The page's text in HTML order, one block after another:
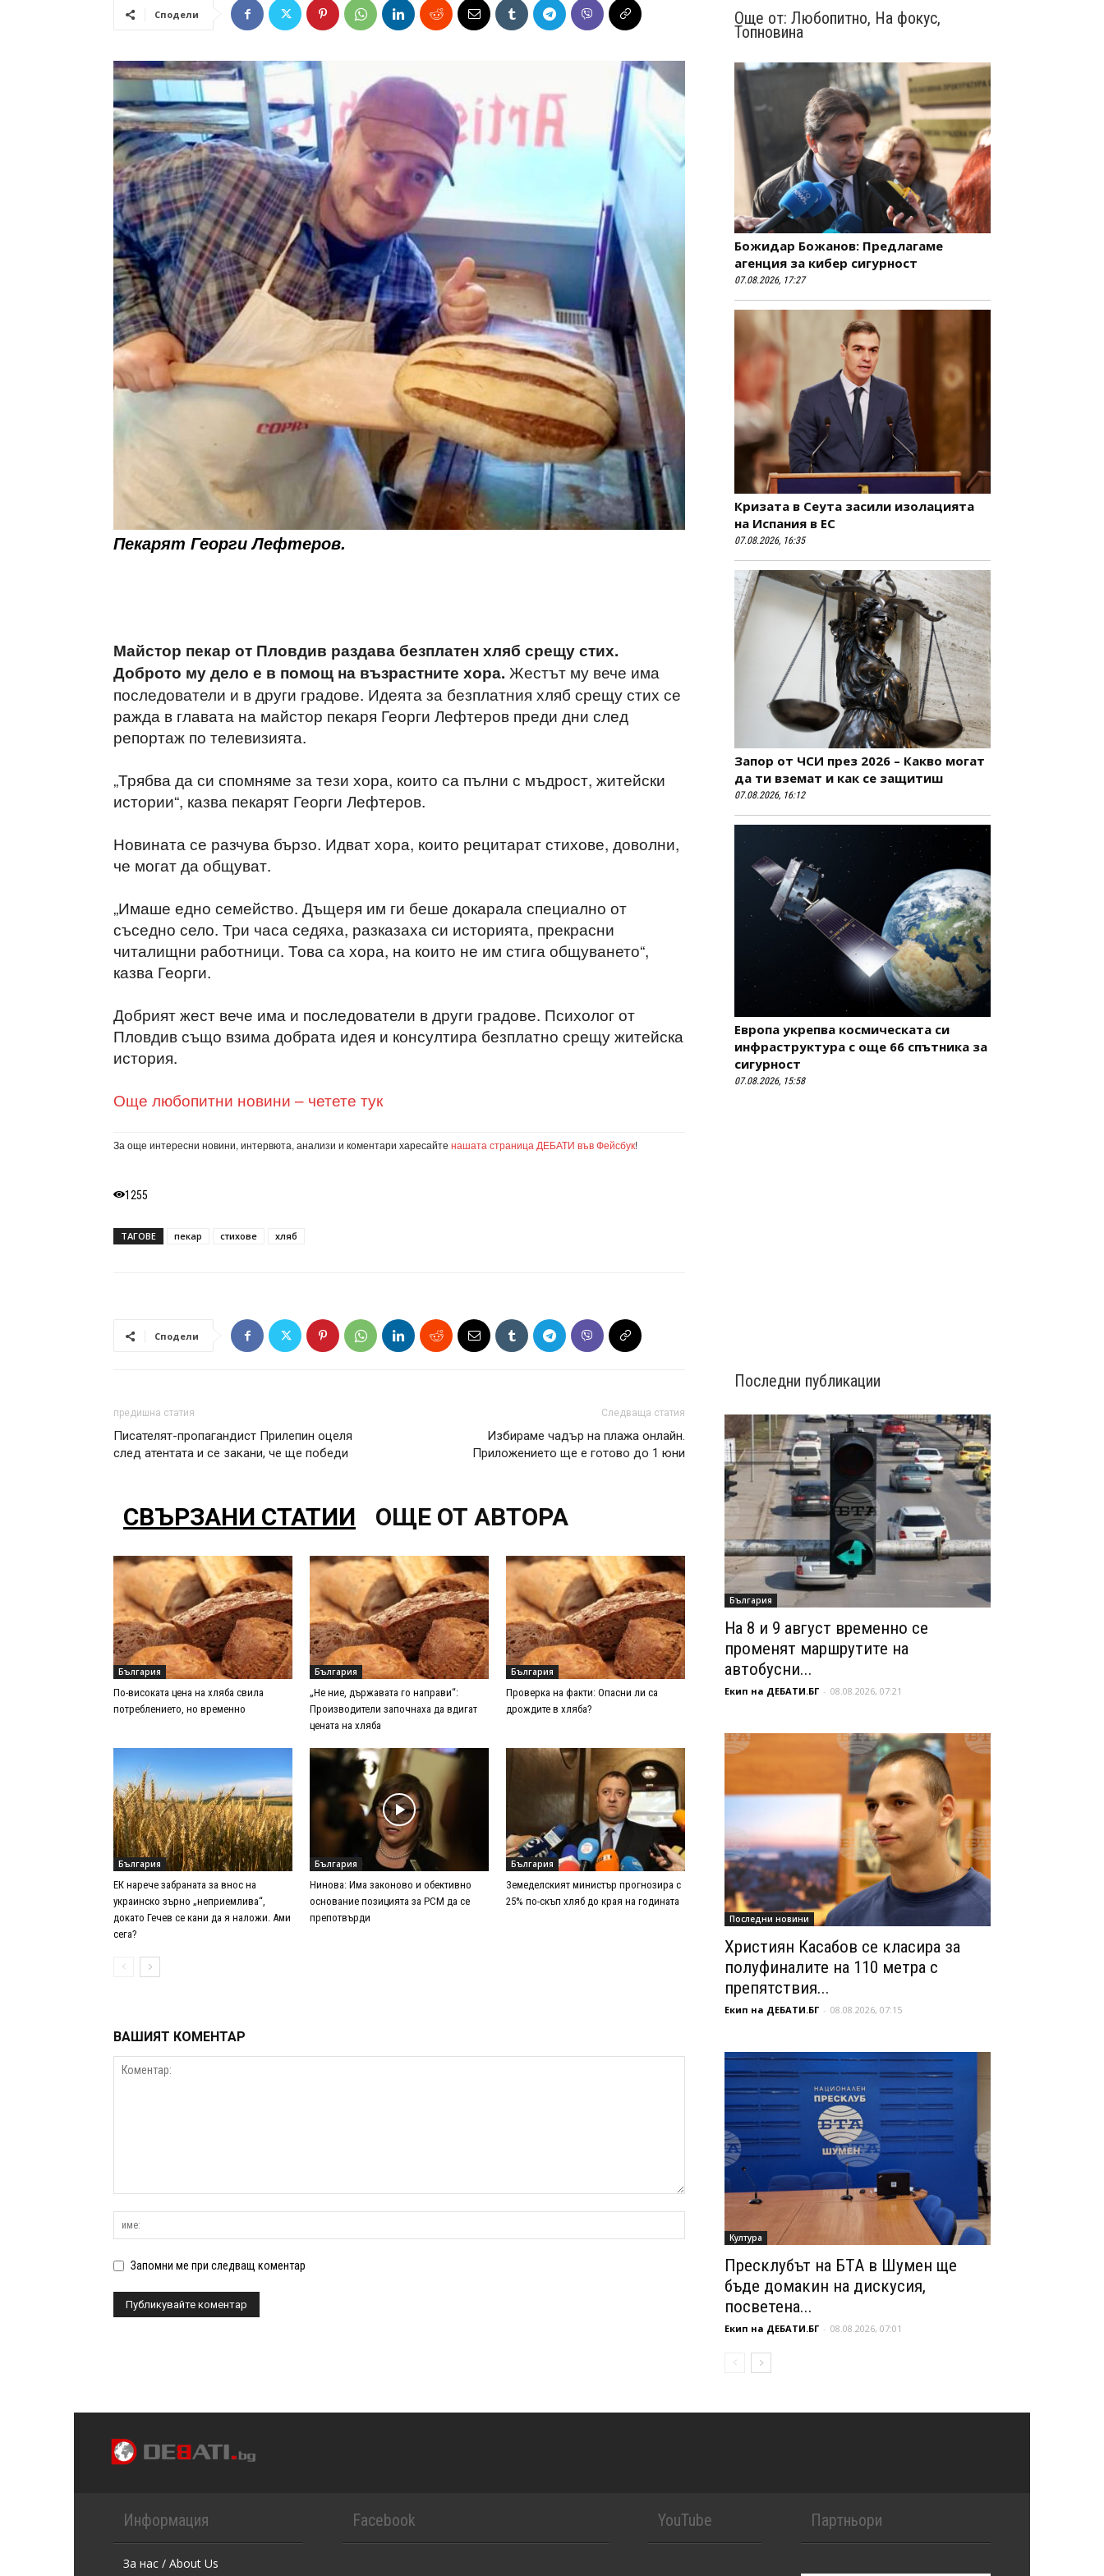
Сподели
Пекарят Георги Лефтеров.
Майстор пекар от Пловдив раздава безплатен хляб срещу стих.
Доброто му дело е в помощ на възрастните хора. Жестът му вече има
последователи и в други градове. Идеята за безплатния хляб срещу стих се
ражда в главата на майстор пекаря Георги Лефтеров преди дни след
репортаж по телевизията.
„Трябва да си спомняме за тези хора, които са пълни с мъдрост, житейски
истории“, казва пекарят Георги Лефтеров.
Новината се разчува бързо. Идват хора, които рецитарат стихове, доволни,
че могат да общуват.
„Имаше едно семейство. Дъщеря им ги беше докарала специално от
съседно село. Три часа седяха, разказаха си историята, прекрасни
читалищни работници. Това са хора, на които не им стига общуването“,
казва Георги.
Добрият жест вече има и последователи в други градове. Психолог от
Пловдив също взима добрата идея и консултира безплатно срещу житейска
история.
Още любопитни новини – четете тук
За още интересни новини, интервюта, анализи и коментари харесайте нашата страница ДЕБАТИ във Фейсбук!
1255
ТАГОВЕ пекар стихове хляб
Сподели
предишна статия
Писателят-пропагандист Прилепин оцеля
след атентата и се закани, че ще победи
Следваща статия
Избираме чадър на плажа онлайн.
Приложението ще е готово до 1 юни
СВЪРЗАНИ СТАТИИ ОЩЕ ОТ АВТОРА
България
По-високата цена на хляба свила
потреблението, но временно
България
„Не ние, държавата го направи“:
Производители започнаха да вдигат
цената на хляба
България
Проверка на факти: Опасни ли са
дрождите в хляба?
България
ЕК нарече забраната за внос на
украинско зърно „неприемлива“,
докато Гечев се кани да я наложи. Ами
сега?
България
Нинова: Има законово и обективно
основание позицията за РСМ да се
препотвърди
България
Земеделският министър прогнозира с
25% по-скъп хляб до края на годината
ВАШИЯТ КОМЕНТАР
Запомни ме при следващ коментар
Още от: Любопитно, На фокус,
Топновина
Божидар Божанов: Предлагаме
агенция за кибер сигурност
07.08.2026, 17:27
Кризата в Сеута засили изолацията
на Испания в ЕС
07.08.2026, 16:35
Запор от ЧСИ през 2026 – Какво могат
да ти вземат и как се защитиш
07.08.2026, 16:12
Европа укрепва космическата си
инфраструктура с още 66 спътника за
сигурност
07.08.2026, 15:58
Последни публикации
България
На 8 и 9 август временно се
променят маршрутите на
автобусни...
Екип на ДЕБАТИ.БГ - 08.08.2026, 07:21
Последни новини
Християн Касабов се класира за
полуфиналите на 110 метра с
препятствия...
Екип на ДЕБАТИ.БГ - 08.08.2026, 07:15
Култура
Пресклубът на БТА в Шумен ще
бъде домакин на дискусия,
посветена...
Екип на ДЕБАТИ.БГ - 08.08.2026, 07:01
Информация
За нас / About Us
Facebook YouTube Партньори